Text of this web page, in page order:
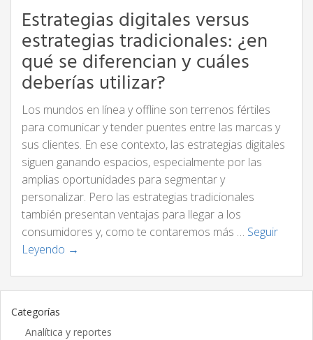
Estrategias digitales versus
estrategias tradicionales: ¿en
qué se diferencian y cuáles
deberías utilizar?
Los mundos en línea y offline son terrenos fértiles
para comunicar y tender puentes entre las marcas y
sus clientes. En ese contexto, las estrategias digitales
siguen ganando espacios, especialmente por las
amplias oportunidades para segmentar y
personalizar. Pero las estrategias tradicionales
también presentan ventajas para llegar a los
consumidores y, como te contaremos más … Seguir
Leyendo →
Categorías
Analítica y reportes